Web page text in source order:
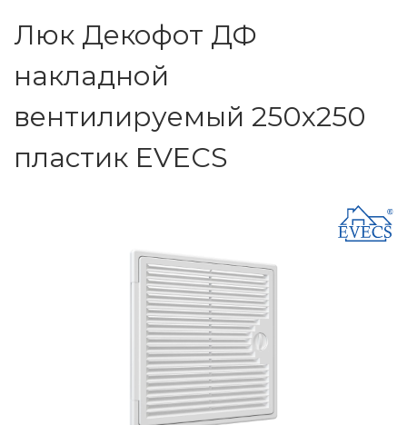
Люк Декофот ДФ
накладной
вентилируемый 250х250
пластик EVECS